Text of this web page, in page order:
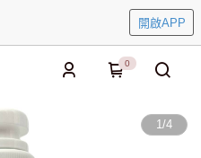
開啟APP
0
1/4